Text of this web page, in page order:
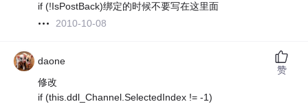
if (!IsPostBack)绑定的时候不要写在这里面
2010-10-08
daone
修改
if (this.ddl_Channel.SelectedIndex != -1)
赞